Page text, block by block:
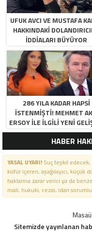
UFUK AVCI VE MUSTAFA
HAKKINDAKI
İDDIALARI BÜYÜYOR
286 YILA KADAR HAPSI
ISTENMIŞTI! MEHMET
ERSOY ILE ILGILI YENI
HABER
YASAL UYARI!Suç teşkil edecek,
küfür içeren, aşağılayıcı, küçük
haklarına zarar verici ya da
mali, hukuki, cezai, idari
Sitemizde yayınlanan